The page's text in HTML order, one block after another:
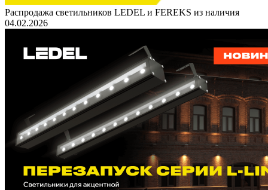
Распродажа светильников LEDEL и FEREKS из наличия
04.02.2026